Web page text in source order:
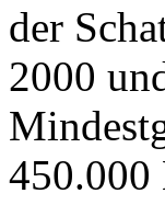
der
2000
450.000